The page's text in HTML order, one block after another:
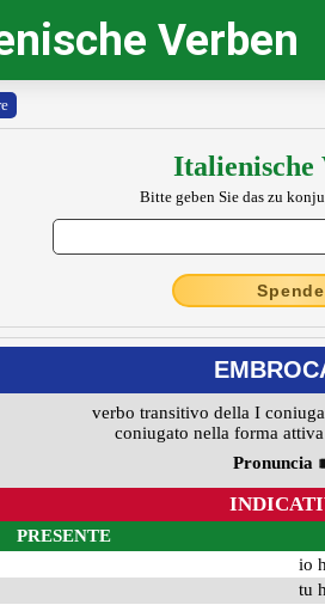
Verben
Italienische
Bitte geben Sie das zu
Spende
verbo transitivo della I
coniugato nella forma
Pronuncia
PRESENTE
io
tu